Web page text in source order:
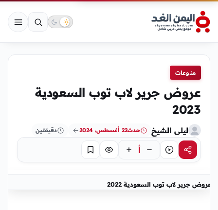
منوعات
عروض جرير لاب توب السعودية
2023
ليلى الشيخ حدث22 أغسطس، 2024 دقيقتين
مشاركةاستماع أ تركيز حفظ
عروض جرير لاب توب السعودية 2022